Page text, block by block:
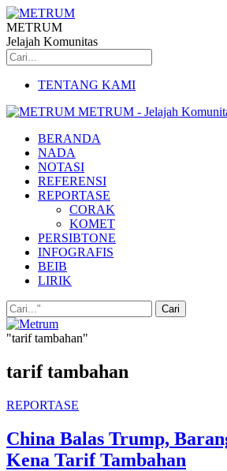
METRUM
Jelajah Komunitas
TENTANG KAMI
METRUM - Jelajah
BERANDA
NADA
NOTASI
REFERENSI
REPORTASE
CORAK
KOMET
PERSIBTONE
INFOGRAFIS
BEIB
LIRIK
"tarif tambahan"
tarif tambahan
REPORTASE
China Balas Trump,
Kena Tarif Tambahan